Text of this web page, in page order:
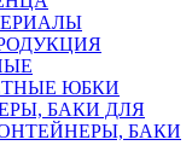
ЮБКИ
БАКИ ДЛЯ
БАКИ